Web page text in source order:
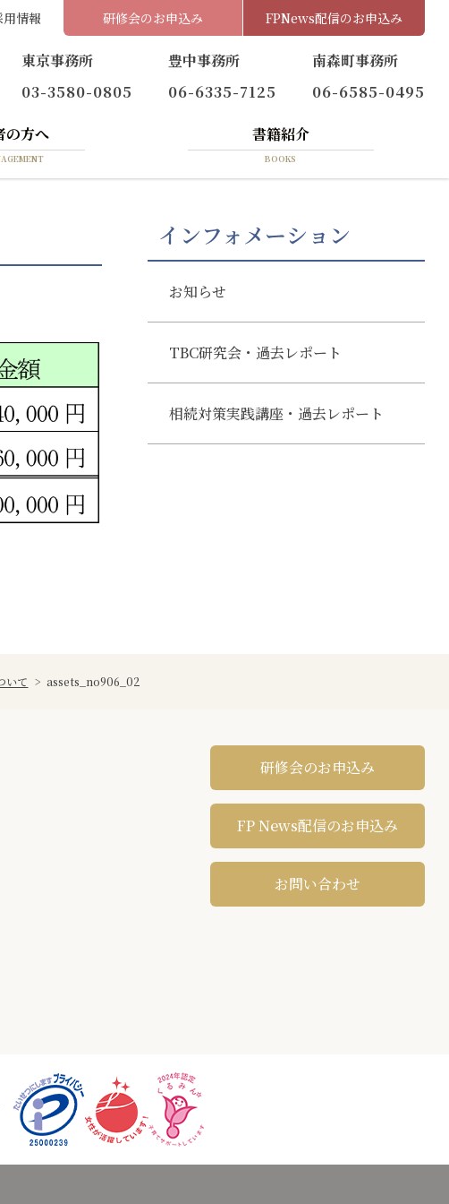
用情報 研修会のお申込み FPNews配信のお申込み
東京事務所
03-3580-0805
豊中事務所
06-6335-7125
南森町事務所
06-6585-0495
の方へ 書籍紹介
BOOKS
インフォメーション
お知らせ
TBC研究会・過去レポート
相続対策実践講座・過去レポート
いて > assets_no906_02
研修会のお申込み
FP News配信のお申込み
お問い合わせ